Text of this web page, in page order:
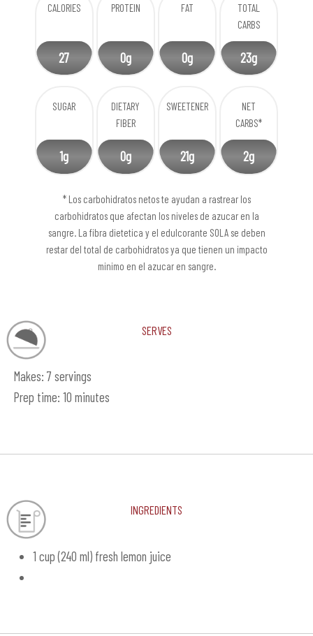
CALORIES
27
PROTEIN
0g
FAT
0g
TOTAL
CARBS
23g
SUGAR
1g
DIETARY
FIBER
0g
SWEETENER
21g
NET
CARBS*
2g
* Los carbohidratos netos te ayudan a rastrear los
carbohidratos que afectan los niveles de azucar en la
sangre. La fibra dietetica y el edulcorante SOLA se deben
restar del total de carbohidratos ya que tienen un impacto
minimo en el azucar en sangre.
Serves
Makes: 7 servings
Prep time: 10 minutes
Ingredients
1 cup (240 ml) fresh lemon juice